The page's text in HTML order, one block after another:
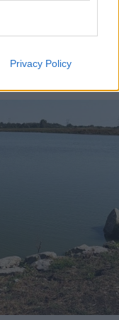
Privacy Policy
a